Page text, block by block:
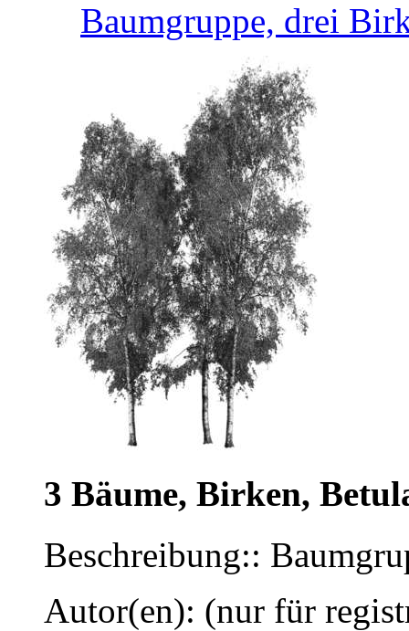
Baumgruppe, drei
3 Bäume, Birken,
Beschreibung::
Autor(en): (nur für